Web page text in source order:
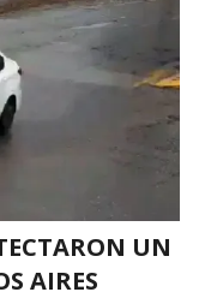
UN
AIRES